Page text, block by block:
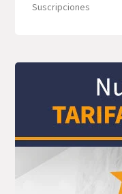
Suscripciones